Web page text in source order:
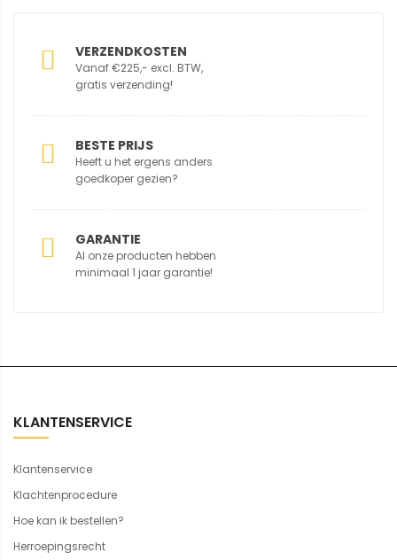
VERZENDKOSTEN
Vanaf €225,- excl. BTW,
gratis verzending!
BESTE PRIJS
Heeft u het ergens anders
goedkoper gezien?
GARANTIE
Al onze producten hebben
minimaal 1 jaar garantie!
KLANTENSERVICE
Klantenservice
Klachtenprocedure
Hoe kan ik bestellen?
Herroepingsrecht